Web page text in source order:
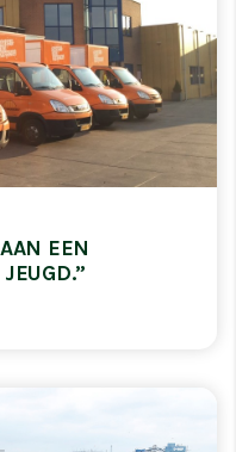
EEN